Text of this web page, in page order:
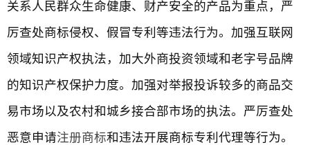
关系人民群众生命健康、财产安全的产品为重点，严
厉查处商标侵权、假冒专利等违法行为。加强互联网
领域知识产权执法，加大外商投资领域和老字号品牌
的知识产权保护力度。加强对举报投诉较多的商品交
易市场以及农村和城乡接合部市场的执法。严厉查处
恶意申请注册商标和违法开展商标专利代理等行为。